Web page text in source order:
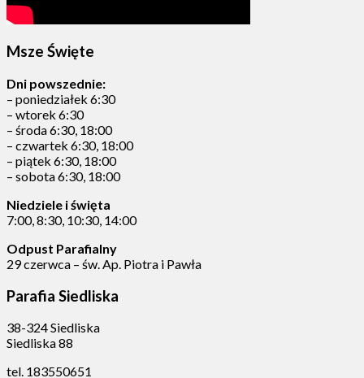
Msze Święte
Dni powszednie:
– poniedziałek 6:30
– wtorek 6:30
– środa 6:30, 18:00
– czwartek 6:30, 18:00
– piątek 6:30, 18:00
– sobota 6:30, 18:00
Niedziele i święta
7:00, 8:30, 10:30, 14:00
Odpust Parafialny
29 czerwca – św. Ap. Piotra i Pawła
Parafia Siedliska
38-324 Siedliska
Siedliska 88
tel. 183550651